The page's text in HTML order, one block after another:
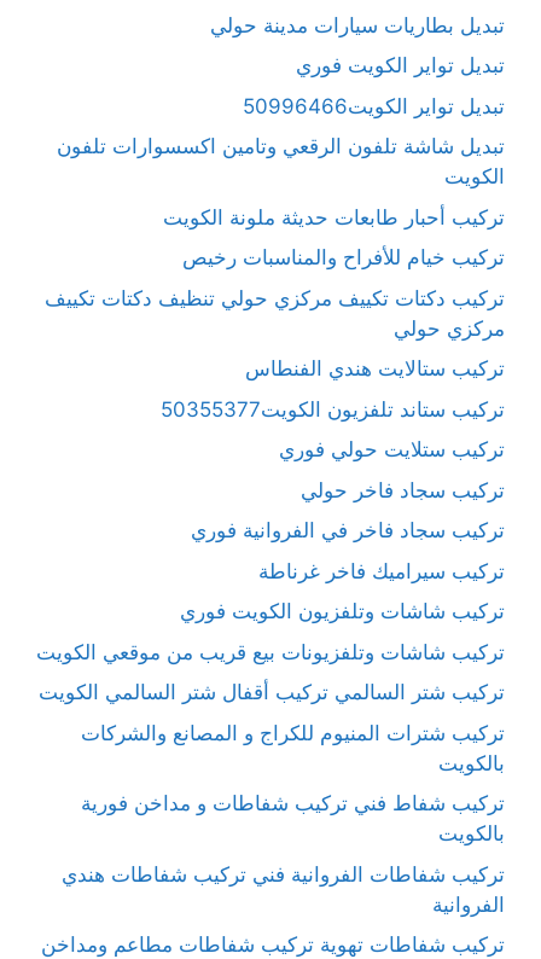
تبديل بطاريات سيارات مدينة حولي
تبديل تواير الكويت فوري
تبديل تواير الكويت50996466
تبديل شاشة تلفون الرقعي وتامين اكسسوارات تلفون
الكويت
تركيب أحبار طابعات حديثة ملونة الكويت
تركيب خيام للأفراح والمناسبات رخيص
تركيب دكتات تكييف مركزي حولي تنظيف دكتات تكييف
مركزي حولي
تركيب ستالايت هندي الفنطاس
تركيب ستاند تلفزيون الكويت50355377
تركيب ستلايت حولي فوري
تركيب سجاد فاخر حولي
تركيب سجاد فاخر في الفروانية فوري
تركيب سيراميك فاخر غرناطة
تركيب شاشات وتلفزيون الكويت فوري
تركيب شاشات وتلفزيونات بيع قريب من موقعي الكويت
تركيب شتر السالمي تركيب أقفال شتر السالمي الكويت
تركيب شترات المنيوم للكراج و المصانع والشركات
بالكويت
تركيب شفاط فني تركيب شفاطات و مداخن فورية
بالكويت
تركيب شفاطات الفروانية فني تركيب شفاطات هندي
الفروانية
تركيب شفاطات تهوية تركيب شفاطات مطاعم ومداخن